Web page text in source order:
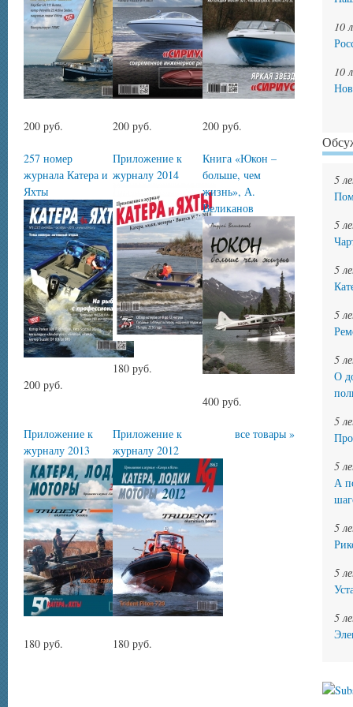
200 руб. 200 руб. 200 руб.
257 номер
журнала Катера и
Яхты
200 руб.
Приложение к
журналу 2014
180 руб.
Книга «Юкон –
больше, чем
жизнь», А.
Великанов
400 руб.
Приложение к
журналу 2013
180 руб.
Приложение к
журналу 2012
180 руб.
все товары »
10
10
5
5
5
5
5
О
5
5
А
5
5
5